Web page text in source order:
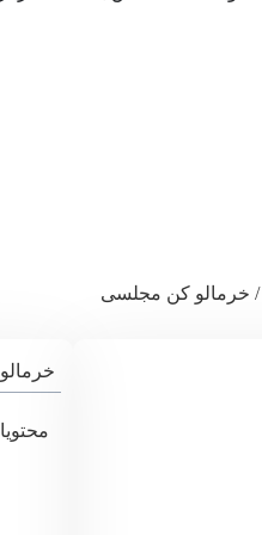
/ خرمالو کن مجلسی